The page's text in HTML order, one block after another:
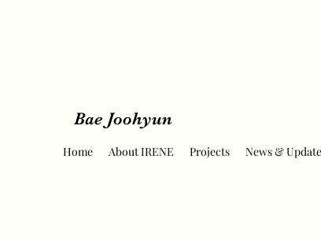
Bae Joohyun
Home About IRENE Projects News &